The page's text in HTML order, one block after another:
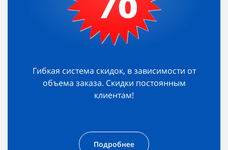
Гибкая система скидок, в зависимости от
объема заказа. Скидки постоянным
клиентам!
Подробнее